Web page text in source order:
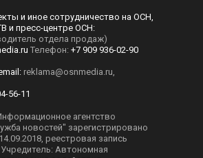
и иное сотрудничество на ОСН,
и пресс-центре ОСН:
отдела продаж)
Телефон: +7 909 936-02-90
reklama@osnmedia.ru
56-11
агентство
новостей" зарегистрировано
реестровая запись
Автономная